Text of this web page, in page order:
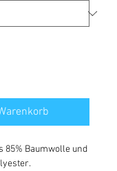
85% Baumwolle und